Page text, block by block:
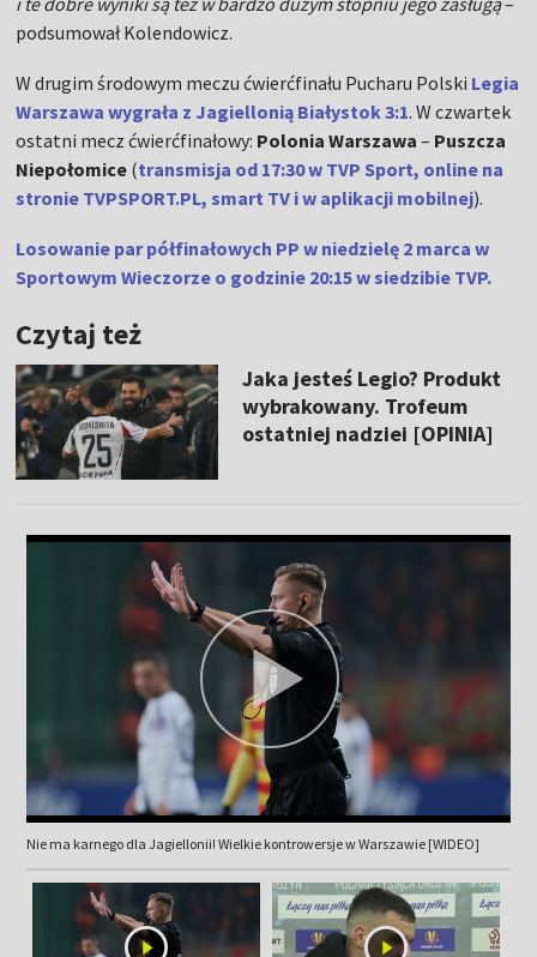
podsumował Kolendowicz.
W drugim środowym meczu ćwierćfinału Pucharu Polski Legia
Warszawa wygrała z Jagiellonią Białystok 3:1. W czwartek
ostatni mecz ćwierćfinałowy: Polonia Warszawa – Puszcza
Niepołomice (transmisja od 17:30 w TVP Sport, online na
stronie TVPSPORT.PL, smart TV i w aplikacji mobilnej).
Losowanie par półfinałowych PP w niedzielę 2 marca w
Sportowym Wieczorze o godzinie 20:15 w siedzibie TVP.
Czytaj też
Jaka jesteś Legio? Produkt
wybrakowany. Trofeum
ostatniej nadziei [OPINIA]
Nie ma karnego dla Jagiellonii! Wielkie kontrowersje w Warszawie [WIDEO]